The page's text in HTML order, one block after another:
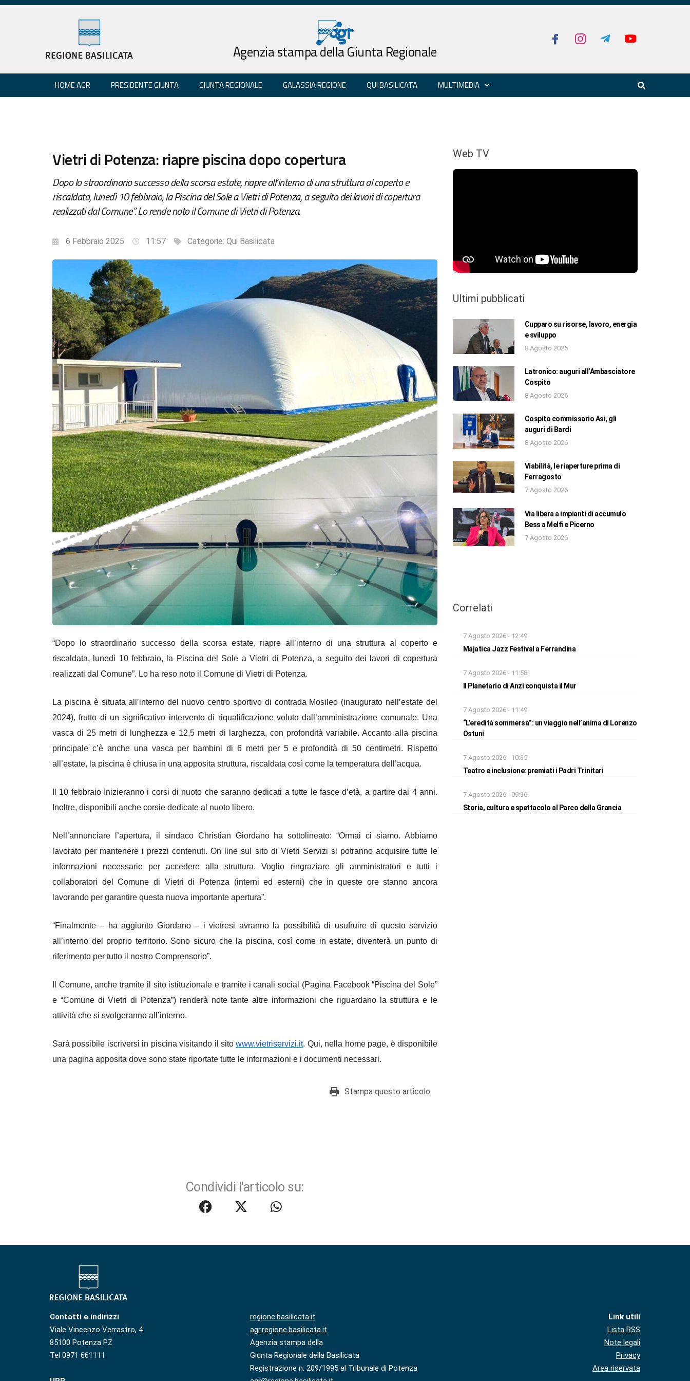
Agenzia stampa della Giunta Regionale
HOME AGR PRESIDENTE GIUNTA GIUNTA REGIONALE GALASSIA REGIONE QUI BASILICATA MULTIMEDIA
Vietri di Potenza: riapre piscina dopo copertura
Dopo lo straordinario successo della scorsa estate, riapre all’interno di una struttura al coperto e
riscaldata, lunedì 10 febbraio, la Piscina del Sole a Vietri di Potenza, a seguito dei lavori di copertura
realizzati dal Comune”. Lo rende noto il Comune di Vietri di Potenza.
6 Febbraio 2025 11:57 Categorie: Qui Basilicata
“Dopo lo straordinario successo della scorsa estate, riapre all’interno di una struttura al coperto e
riscaldata, lunedì 10 febbraio, la Piscina del Sole a Vietri di Potenza, a seguito dei lavori di copertura
realizzati dal Comune”. Lo ha reso noto il Comune di Vietri di Potenza.
La piscina è situata all’interno del nuovo centro sportivo di contrada Mosileo (inaugurato nell’estate del
2024), frutto di un significativo intervento di riqualificazione voluto dall’amministrazione comunale. Una
vasca di 25 metri di lunghezza e 12,5 metri di larghezza, con profondità variabile. Accanto alla piscina
principale c’è anche una vasca per bambini di 6 metri per 5 e profondità di 50 centimetri. Rispetto
all’estate, la piscina è chiusa in una apposita struttura, riscaldata così come la temperatura dell’acqua.
Il 10 febbraio Inizieranno i corsi di nuoto che saranno dedicati a tutte le fasce d’età, a partire dai 4 anni.
Inoltre, disponibili anche corsie dedicate al nuoto libero.
Nell’annunciare l’apertura, il sindaco Christian Giordano ha sottolineato: “Ormai ci siamo. Abbiamo
lavorato per mantenere i prezzi contenuti. On line sul sito di Vietri Servizi si potranno acquisire tutte le
informazioni necessarie per accedere alla struttura. Voglio ringraziare gli amministratori e tutti i
collaboratori del Comune di Vietri di Potenza (interni ed esterni) che in queste ore stanno ancora
lavorando per garantire questa nuova importante apertura”.
“Finalmente – ha aggiunto Giordano – i vietresi avranno la possibilità di usufruire di questo servizio
all’interno del proprio territorio. Sono sicuro che la piscina, così come in estate, diventerà un punto di
riferimento per tutto il nostro Comprensorio”.
Il Comune, anche tramite il sito istituzionale e tramite i canali social (Pagina Facebook “Piscina del Sole”
e “Comune di Vietri di Potenza”) renderà note tante altre informazioni che riguardano la struttura e le
attività che si svolgeranno all’interno.
Sarà possibile iscriversi in piscina visitando il sitowww.vietriservizi.it. Qui, nella home page, è disponibile
una pagina apposita dove sono state riportate tutte le informazioni e i documenti necessari.
Stampa questo articolo
Condividi l'articolo su:
Web TV
Ultimi pubblicati
Cupparo su risorse, lavoro, energia
e sviluppo
8 Agosto 2026
Latronico: auguri all’Ambasciatore
Cospito
8 Agosto 2026
Cospito commissario Asi, gli
auguri di Bardi
8 Agosto 2026
Viabilità, le riaperture prima di
Ferragosto
7 Agosto 2026
Via libera a impianti di accumulo
Bess a Melfi e Picerno
7 Agosto 2026
Correlati
7 Agosto 2026 - 12:49
Majatica Jazz Festival a Ferrandina
7 Agosto 2026 - 11:58
Il Planetario di Anzi conquista il Mur
7 Agosto 2026 - 11:49
“L’eredità sommersa”: un viaggio nell’anima di Lorenzo
Ostuni
7 Agosto 2026 - 10:35
Teatro e inclusione: premiati i Padri Trinitari
7 Agosto 2026 - 09:36
Storia, cultura e spettacolo al Parco della Grancia
Contatti e indirizzi
Viale Vincenzo Verrastro, 4
85100 Potenza PZ
Tel 0971 661111
regione.basilicata.it
agr.regione.basilicata.it
Agenzia stampa della
Giunta Regionale della Basilicata
Registrazione n. 209/1995 al Tribunale di Potenza
Link utili
Lista RSS
Note legali
Privacy
Area riservata